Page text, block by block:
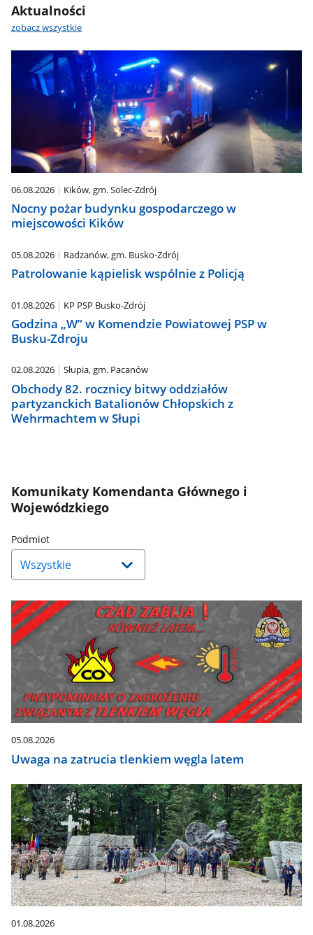
Aktualności
zobacz wszystkie
06.08.2026 Kików, gm. Solec-Zdrój
Nocny pożar budynku gospodarczego w
miejscowości Kików
05.08.2026 Radzanów, gm. Busko-Zdrój
Patrolowanie kąpielisk wspólnie z Policją
01.08.2026 KP PSP Busko-Zdrój
Godzina „W” w Komendzie Powiatowej PSP w
Busku-Zdroju
02.08.2026 Słupia, gm. Pacanów
Obchody 82. rocznicy bitwy oddziałów
partyzanckich Batalionów Chłopskich z
Wehrmachtem w Słupi
Komunikaty Komendanta Głównego i
Wojewódzkiego
PodmiotNaciśnij
strzałkę
w
dół,
aby
wybrać
odpowiednią
pozycję.
Dane
zaktualizują
się
automatycznie.
05.08.2026
Uwaga na zatrucia tlenkiem węgla latem
01.08.2026